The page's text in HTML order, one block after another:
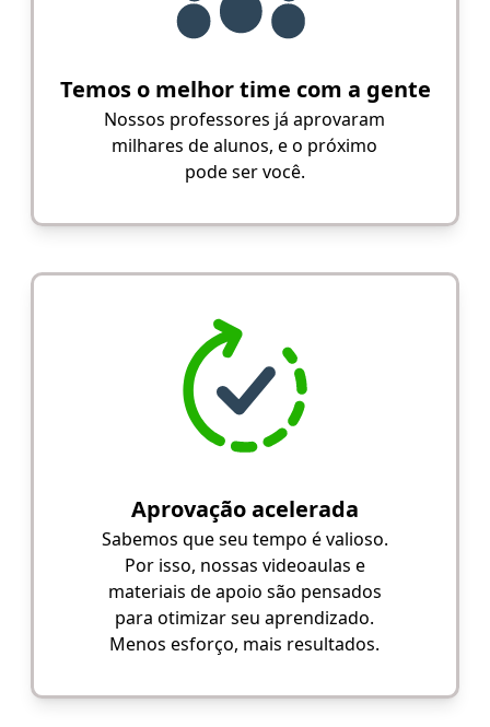
Temos o melhor time com a gente
Nossos professores já aprovaram
milhares de alunos, e o próximo
pode ser você.
Aprovação acelerada
Sabemos que seu tempo é valioso.
Por isso, nossas videoaulas e
materiais de apoio são pensados
para otimizar seu aprendizado.
Menos esforço, mais resultados.